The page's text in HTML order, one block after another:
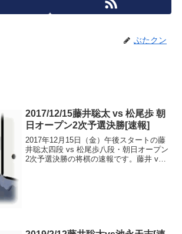
ぶたクン
2017/12/15藤井聡太 vs 松尾歩 朝
日オープン2次予選決勝[速報]
2017年12月15日（金）午後スタートの藤
井聡太四段 vs 松尾歩八段・朝日オープン
2次予選決勝の将棋の速報です。藤井 vs